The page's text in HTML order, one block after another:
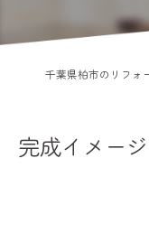
完成イメー